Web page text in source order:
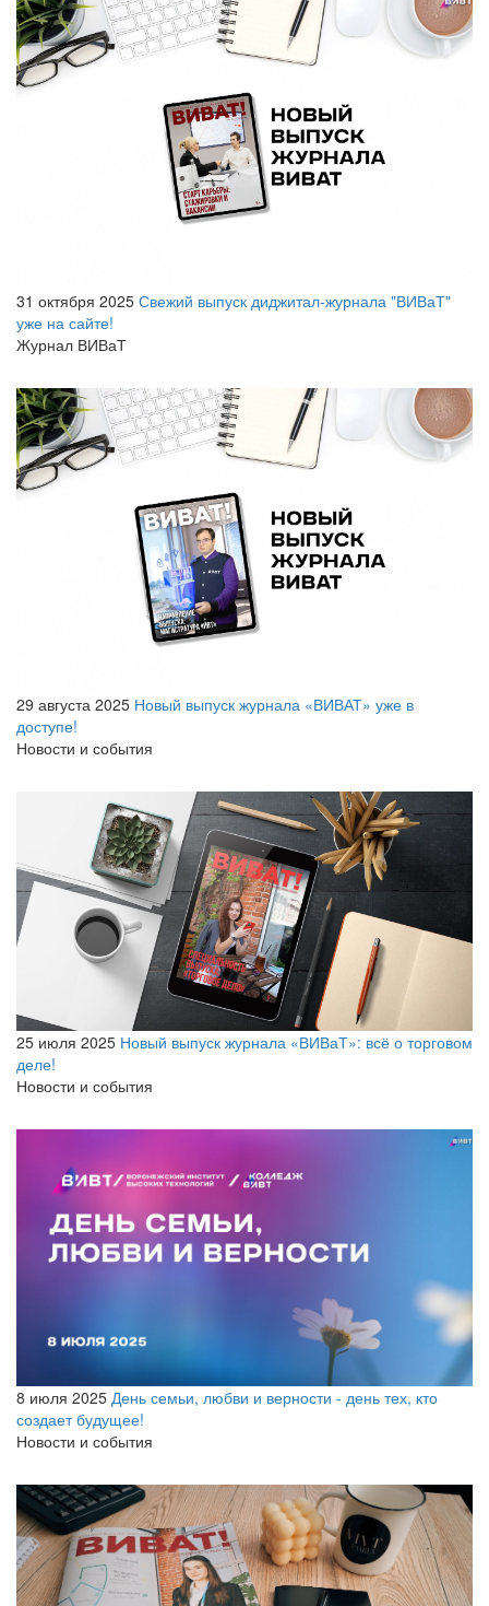
31 октября 2025 Свежий выпуск диджитал-журнала "ВИВаТ"
уже на сайте!
Журнал ВИВаТ
29 августа 2025 Новый выпуск журнала «ВИВАТ» уже в
доступе!
Новости и события
25 июля 2025 Новый выпуск журнала «ВИВаТ»: всё о торговом
деле!
Новости и события
8 июля 2025 День семьи, любви и верности - день тех, кто
создает будущее!
Новости и события